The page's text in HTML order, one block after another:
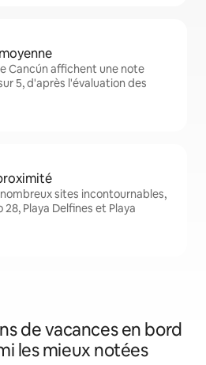
Cancún affichent une note
5, d'après l'évaluation des
sites incontournables,
Playa Delfines et Playa
de vacances en bord
les mieux notées